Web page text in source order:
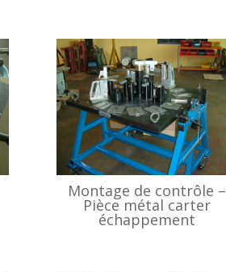
Montage de contrôle –
Pièce métal carter
échappement